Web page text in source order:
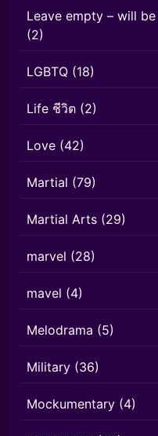
Leave empty – will
(2)
LGBTQ (18)
Life ชีวิต (2)
Love (42)
Martial (79)
Martial Arts (29)
marvel (28)
mavel (4)
Melodrama (5)
Military (36)
Mockumentary (4)